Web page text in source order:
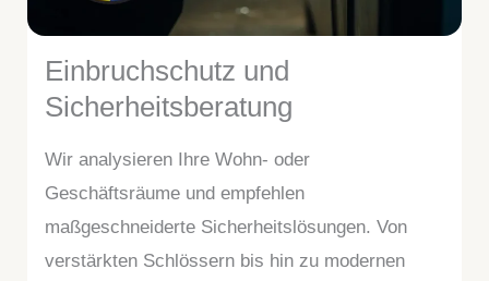
Einbruchschutz und
Sicherheitsberatung
Wir analysieren Ihre Wohn- oder
Geschäftsräume und empfehlen
maßgeschneiderte Sicherheitslösungen. Von
verstärkten Schlössern bis hin zu modernen